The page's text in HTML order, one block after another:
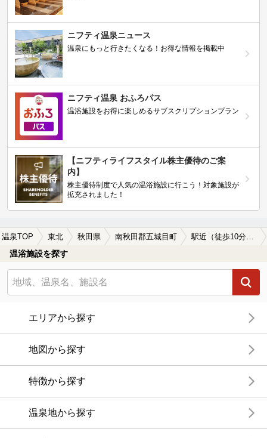
ニフティ温泉ニュース
温泉にもっと行きたくなる！お得な情報を掲載中
ニフティ温泉 おふろパス
温浴施設をお得に楽しめるサブスクリプションプラン
【ニフティライフスタイル株主優待のご案
内】
株主優待制度で人気の温浴施設に行こう！対象施設が
拡充されました！
温泉TOP 東北 秋田県 南秋田郡五城目町
温浴施設を探す
エリアから探す
地図から探す
特徴から探す
温泉地から探す